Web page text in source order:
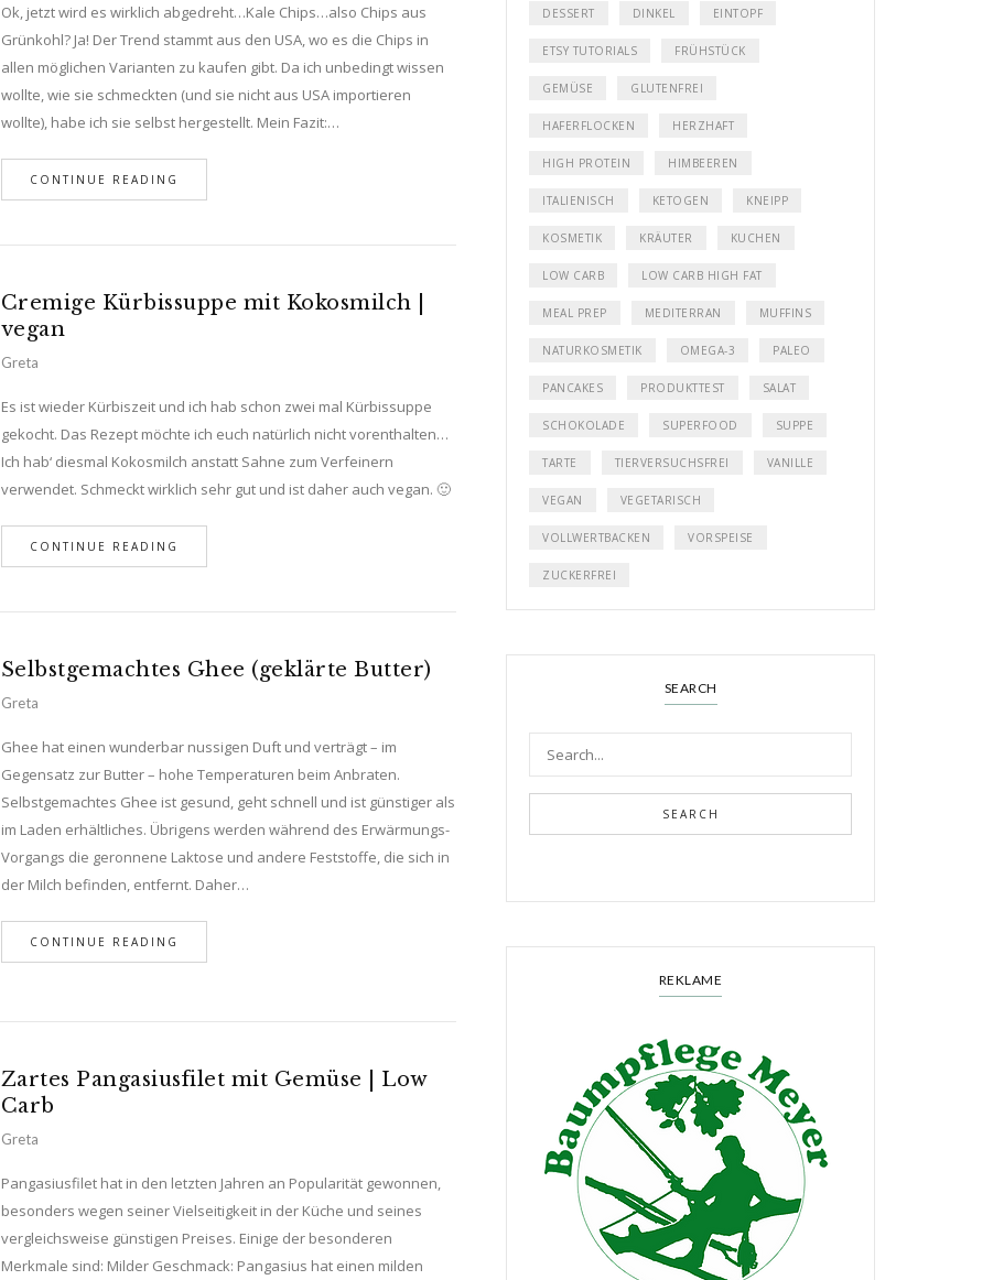
Ok, jetzt wird es wirklich abgedreht…Kale Chips…also Chips aus
Grünkohl? Ja! Der Trend stammt aus den USA, wo es die Chips in
allen möglichen Varianten zu kaufen gibt. Da ich unbedingt wissen
wollte, wie sie schmeckten (und sie nicht aus USA importieren
wollte), habe ich sie selbst hergestellt. Mein Fazit:…
CONTINUE READING
Cremige Kürbissuppe mit Kokosmilch |
vegan
Greta
Es ist wieder Kürbiszeit und ich hab schon zwei mal Kürbissuppe
gekocht. Das Rezept möchte ich euch natürlich nicht vorenthalten…
Ich hab‘ diesmal Kokosmilch anstatt Sahne zum Verfeinern
verwendet. Schmeckt wirklich sehr gut und ist daher auch vegan. 🙂
CONTINUE READING
Selbstgemachtes Ghee (geklärte Butter)
Greta
Ghee hat einen wunderbar nussigen Duft und verträgt – im
Gegensatz zur Butter – hohe Temperaturen beim Anbraten.
Selbstgemachtes Ghee ist gesund, geht schnell und ist günstiger als
im Laden erhältliches. Übrigens werden während des Erwärmungs-
Vorgangs die geronnene Laktose und andere Feststoffe, die sich in
der Milch befinden, entfernt. Daher…
CONTINUE READING
Zartes Pangasiusfilet mit Gemüse | Low
Carb
Greta
Pangasiusfilet hat in den letzten Jahren an Popularität gewonnen,
besonders wegen seiner Vielseitigkeit in der Küche und seines
vergleichsweise günstigen Preises. Einige der besonderen
Merkmale sind: Milder Geschmack: Pangasius hat einen milden
DESSERT DINKEL EINTOPF
ETSY TUTORIALS FRÜHSTÜCK
GEMÜSE GLUTENFREI
HAFERFLOCKEN HERZHAFT
HIGH PROTEIN HIMBEEREN
ITALIENISCH KETOGEN KNEIPP
KOSMETIK KRÄUTER KUCHEN
LOW CARB LOW CARB HIGH FAT
MEAL PREP MEDITERRAN MUFFINS
NATURKOSMETIK OMEGA-3 PALEO
PANCAKES PRODUKTTEST SALAT
SCHOKOLADE SUPERFOOD SUPPE
TARTE TIERVERSUCHSFREI VANILLE
VEGAN VEGETARISCH
VOLLWERTBACKEN VORSPEISE
ZUCKERFREI
SEARCH
SEARCH
REKLAME